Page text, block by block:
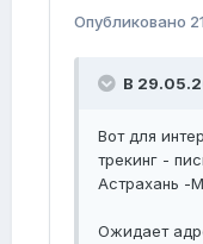
Опубликовано
В
Вот для
трекинг -
Астрахань -
Ожидает